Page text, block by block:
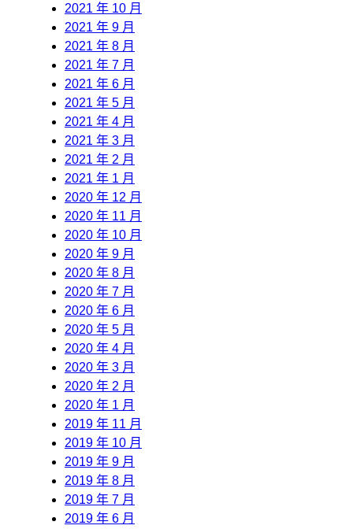
2021 年 10 月
2021 年 9 月
2021 年 8 月
2021 年 7 月
2021 年 6 月
2021 年 5 月
2021 年 4 月
2021 年 3 月
2021 年 2 月
2021 年 1 月
2020 年 12 月
2020 年 11 月
2020 年 10 月
2020 年 9 月
2020 年 8 月
2020 年 7 月
2020 年 6 月
2020 年 5 月
2020 年 4 月
2020 年 3 月
2020 年 2 月
2020 年 1 月
2019 年 11 月
2019 年 10 月
2019 年 9 月
2019 年 8 月
2019 年 7 月
2019 年 6 月